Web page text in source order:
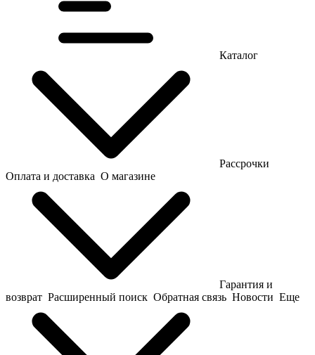
Каталог
Рассрочки
Оплата и доставка О магазине
Гарантия и
возврат Расширенный поиск Обратная связь Новости Еще